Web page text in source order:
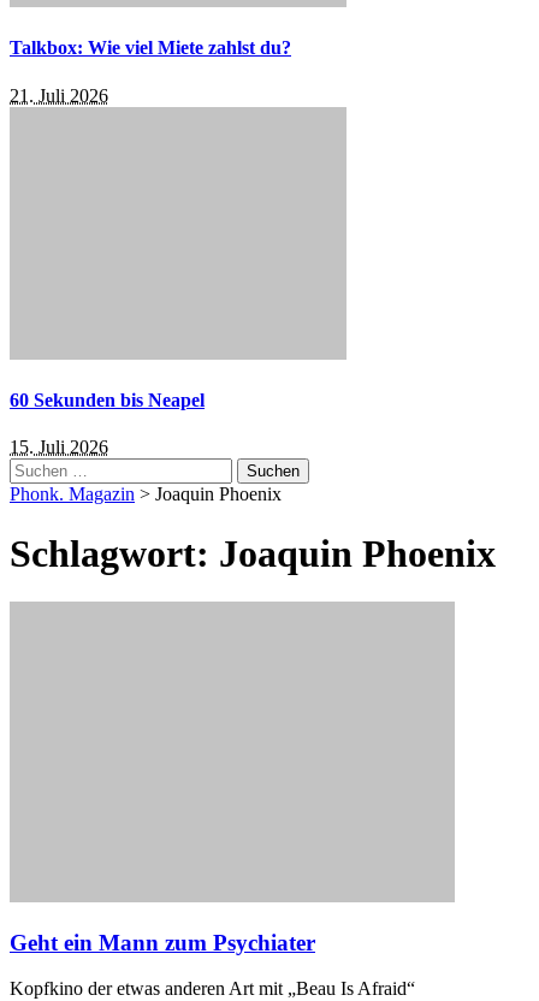
Talkbox: Wie viel Miete zahlst du?
21. Juli 2026
60 Sekunden bis Neapel
15. Juli 2026
Suchen
nach:
Phonk. Magazin > Joaquin Phoenix
Schlagwort: Joaquin Phoenix
Geht ein Mann zum Psychiater
Kopfkino der etwas anderen Art mit „Beau Is Afraid“